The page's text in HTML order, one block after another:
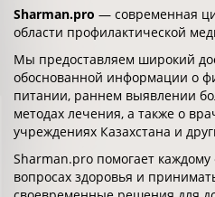
Sharman.pro — современная
области профилактической
Мы предоставляем широкий
обоснованной информации о
питании, раннем выявлении
методах лечения, а также о
учреждениях Казахстана и
Sharman.pro помогает каждому
вопросах здоровья и